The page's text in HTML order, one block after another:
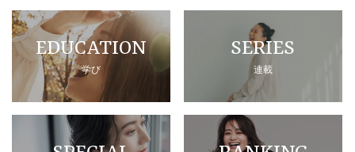
EDUCATION
学び
SERIES
連載